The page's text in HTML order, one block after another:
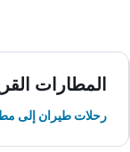
المطارات
رحلات طيران إلى